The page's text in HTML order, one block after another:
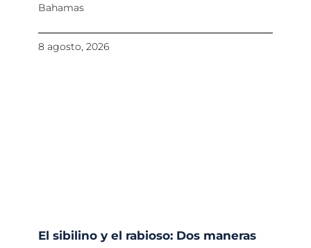
Bahamas
8 agosto, 2026
El sibilino y el rabioso: Dos maneras